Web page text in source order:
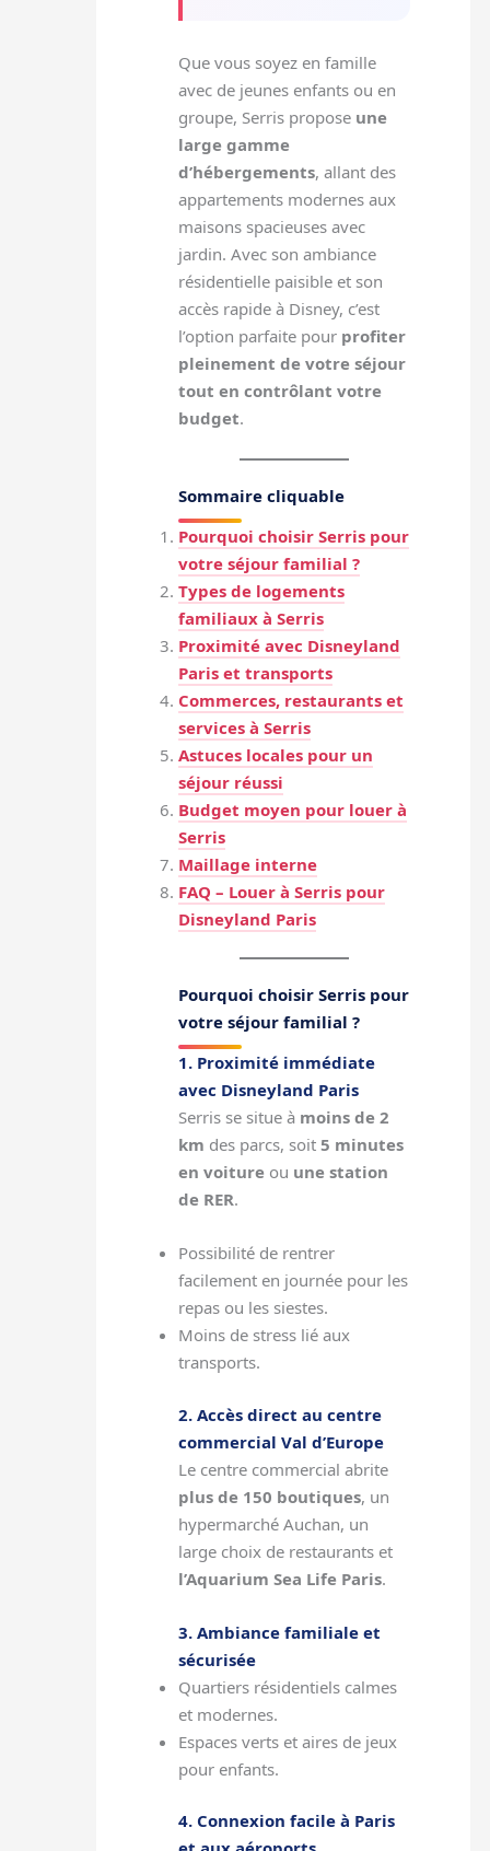
Que vous soyez en famille
avec de jeunes enfants ou en
groupe, Serris propose une
large gamme
d’hébergements, allant des
appartements modernes aux
maisons spacieuses avec
jardin. Avec son ambiance
résidentielle paisible et son
accès rapide à Disney, c’est
l’option parfaite pour profiter
pleinement de votre séjour
tout en contrôlant votre
budget.
Sommaire cliquable
Pourquoi choisir Serris pour
votre séjour familial ?
Types de logements
familiaux à Serris
Proximité avec Disneyland
Paris et transports
Commerces, restaurants et
services à Serris
Astuces locales pour un
séjour réussi
Budget moyen pour louer à
Serris
Maillage interne
FAQ – Louer à Serris pour
Disneyland Paris
Pourquoi choisir Serris pour
votre séjour familial ?
1. Proximité immédiate
avec Disneyland Paris
Serris se situe à moins de 2
km des parcs, soit5 minutes
en voiture ou une station
de RER.
Possibilité de rentrer
facilement en journée pour les
repas ou les siestes.
Moins de stress lié aux
transports.
2. Accès direct au centre
commercial Val d’Europe
Le centre commercial abrite
plus de 150 boutiques, un
hypermarché Auchan, un
large choix de restaurants et
l’Aquarium Sea Life Paris.
3. Ambiance familiale et
sécurisée
Quartiers résidentiels calmes
et modernes.
Espaces verts et aires de jeux
pour enfants.
4. Connexion facile à Paris